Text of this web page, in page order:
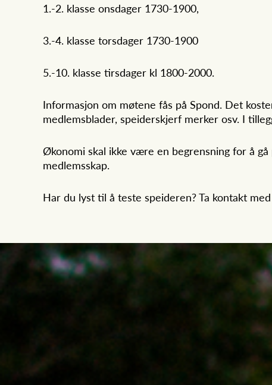
1.-2. klasse onsdager 1730-1900,
3.-4. klasse torsdager 1730-1900
5.-10. klasse tirsdager kl 1800-2000.
Informasjon om møtene fås på Spond. Det
medlemsblader, speiderskjerf merker osv. I
Økonomi skal ikke være en begrensning for å
medlemsskap.
Har du lyst til å teste speideren? Ta kontakt